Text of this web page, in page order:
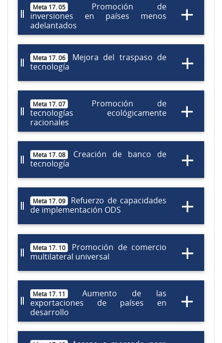
Meta 17. 05 Promoción de
inversiones en países menos
adelantados
Meta 17. 06 Mejora del traspaso de
tecnología
Meta 17. 07 Promoción de
tecnologías ecológicamente
racionales
Meta 17. 08 Creación de banco de
tecnología
Meta 17. 09 Refuerzo de capacidades
de implementación ODS
Meta 17. 10 Promoción de comercio
multilateral universal
Meta 17. 11 Aumento de las
exportaciones de países en
desarrollo